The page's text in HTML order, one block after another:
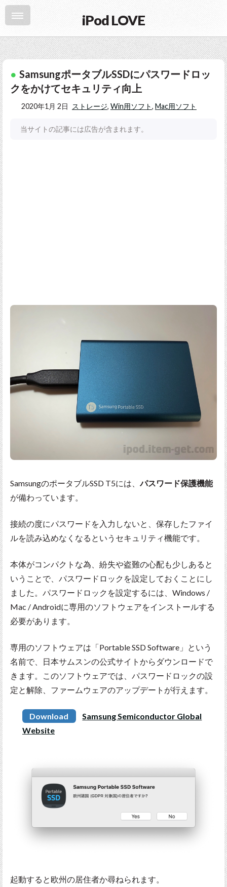
iPod LOVE
SamsungポータブルSSDにパスワードロッ
クをかけてセキュリティ向上
2020年1月 2日 ストレージ, Win用ソフト, Mac用ソフト
当サイトの記事には広告が含まれます。
SamsungのポータブルSSD T5には、パスワード保護機能
が備わっています。
接続の度にパスワードを入力しないと、保存したファイ
ルを読み込めなくなるというセキュリティ機能です。
本体がコンパクトな為、紛失や盗難の心配も少しあると
いうことで、パスワードロックを設定しておくことにし
ました。パスワードロックを設定するには、Windows /
Mac / Androidに専用のソフトウェアをインストールする
必要があります。
専用のソフトウェアは「Portable SSD Software」という
名前で、日本サムスンの公式サイトからダウンロードで
きます。このソフトウェアでは、パスワードロックの設
定と解除、ファームウェアのアップデートが行えます。
Download
Samsung Semiconductor Global
Website
起動すると欧州の居住者か尋ねられます。